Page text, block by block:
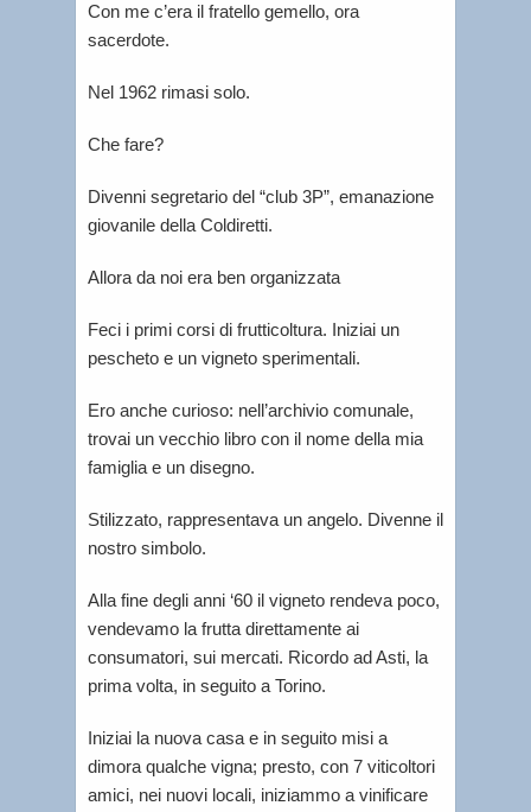
Con me c’era il fratello gemello, ora
sacerdote.
Nel 1962 rimasi solo.
Che fare?
Divenni segretario del “club 3P”, emanazione
giovanile della Coldiretti.
Allora da noi era ben organizzata
Feci i primi corsi di frutticoltura. Iniziai un
pescheto e un vigneto sperimentali.
Ero anche curioso: nell’archivio comunale,
trovai un vecchio libro con il nome della mia
famiglia e un disegno.
Stilizzato, rappresentava un angelo. Divenne il
nostro simbolo.
Alla fine degli anni ‘60 il vigneto rendeva poco,
vendevamo la frutta direttamente ai
consumatori, sui mercati. Ricordo ad Asti, la
prima volta, in seguito a Torino.
Iniziai la nuova casa e in seguito misi a
dimora qualche vigna; presto, con 7 viticoltori
amici, nei nuovi locali, iniziammo a vinificare